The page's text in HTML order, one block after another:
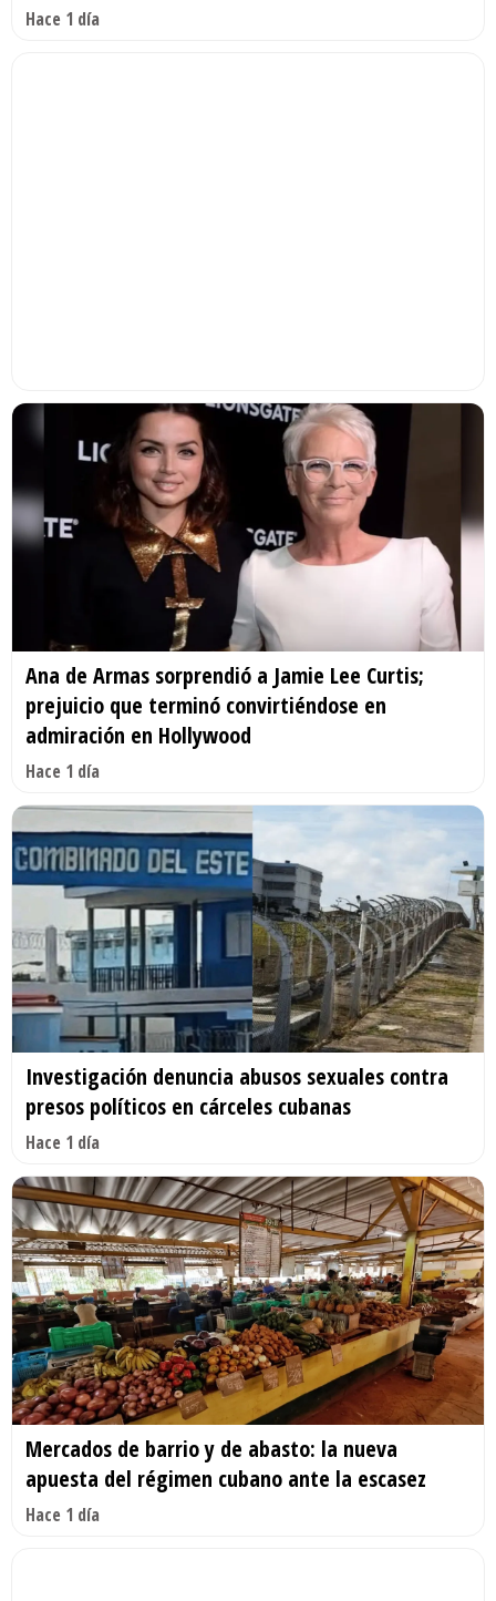
Hace 1 día
Ana de Armas sorprendió a Jamie Lee Curtis;
prejuicio que terminó convirtiéndose en
admiración en Hollywood
Hace 1 día
Investigación denuncia abusos sexuales contra
presos políticos en cárceles cubanas
Hace 1 día
Mercados de barrio y de abasto: la nueva
apuesta del régimen cubano ante la escasez
Hace 1 día